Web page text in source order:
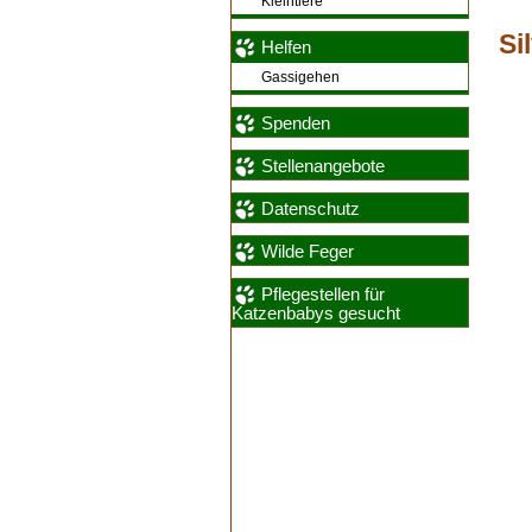
Helfen
Gassigehen
Spenden
Stellenangebote
Datenschutz
Wilde Feger
Pflegestellen für
Katzenbabys gesucht